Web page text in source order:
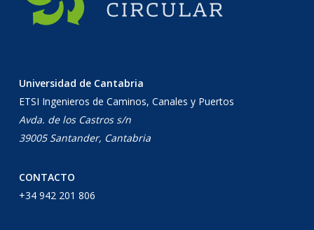
Universidad de Cantabria
ETSI Ingenieros de Caminos, Canales y Puertos
Avda. de los Castros s/n
39005 Santander, Cantabria
CONTACTO
+34 942 201 806